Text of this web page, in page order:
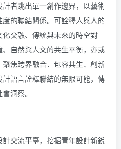
者跳出單一創作邊界，以藝術
的聯結關係。可詮釋人與人的
交融、傳統與未來的時空對
自然與人文的共生平衡，亦或
焦跨界融合、包容共生、創新
語言詮釋聯結的無限可能，傳
洞察。
交流平臺，挖掘青年設計新銳